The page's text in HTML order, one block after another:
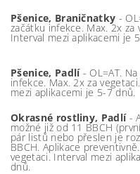
Pšenice, Braničnatky -
začátku infekce. Max. 2x za
Interval mezi aplikacemi je
Pšenice, Padlí- OL=AT. Na
infekce. Max. 2x za
mezi aplikacemi je 5-7 dnů.
Okrasné rostliny, Padlí-
možné již od 11 BBCH
pár listů nebo přeslen je
BBCH. Aplikace
vegetaci. Interval mezi
dnů.